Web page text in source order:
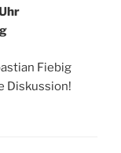
Fiebig
Diskussion!